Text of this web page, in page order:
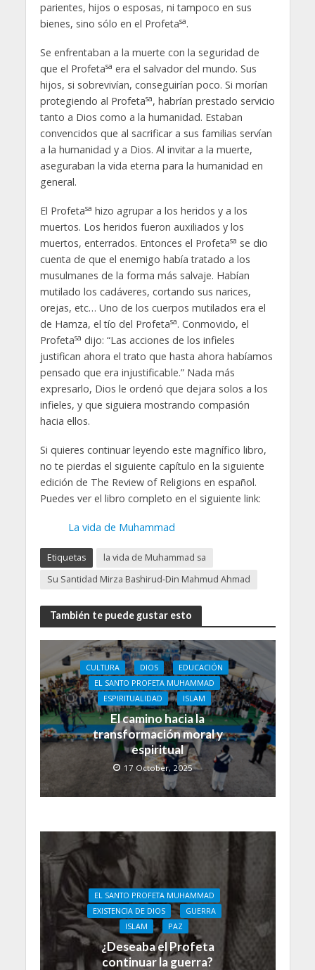
parientes, hijos o esposas, ni tampoco en sus
bienes, sino sólo en el Profetasa.
Se enfrentaban a la muerte con la seguridad de
que el Profetasa era el salvador del mundo. Sus
hijos, si sobrevivían, conseguirían poco. Si morían
protegiendo al Profetasa, habrían prestado servicio
tanto a Dios como a la humanidad. Estaban
convencidos que al sacrificar a sus familias servían
a la humanidad y a Dios. Al invitar a la muerte,
aseguraban la vida eterna para la humanidad en
general.
El Profetasa hizo agrupar a los heridos y a los
muertos. Los heridos fueron auxiliados y los
muertos, enterrados. Entonces el Profetasa se dio
cuenta de que el enemigo había tratado a los
musulmanes de la forma más salvaje. Habían
mutilado los cadáveres, cortando sus narices,
orejas, etc… Uno de los cuerpos mutilados era el
de Hamza, el tío del Profetasa. Conmovido, el
Profetasa dijo: “Las acciones de los infieles
justifican ahora el trato que hasta ahora habíamos
pensado que era injustificable.” Nada más
expresarlo, Dios le ordenó que dejara solos a los
infieles, y que siguiera mostrando compasión
hacia ellos.
Si quieres continuar leyendo este magnífico libro,
no te pierdas el siguiente capítulo en la siguiente
edición de The Review of Religions en español.
Puedes ver el libro completo en el siguiente link:
La vida de Muhammad
Etiquetas
la vida de Muhammad sa
Su Santidad Mirza Bashirud-Din Mahmud Ahmad
También te puede gustar esto
CULTURA DIOS
EDUCACIÓN
EL SANTO PROFETA MUHAMMAD
ESPIRITUALIDAD
ISLAM
El camino hacia la
transformación moral y
espiritual
17 October, 2025
EL SANTO PROFETA MUHAMMAD
EXISTENCIA DE DIOS
GUERRA
ISLAM
PAZ
¿Deseaba el Profeta
continuar la guerra?